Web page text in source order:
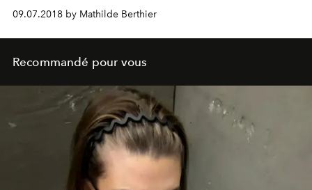
09.07.2018 by Mathilde Berthier
Recommandé pour vous